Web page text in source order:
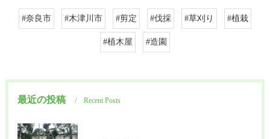
#奈良市 #木津川市 #剪定 #伐採 #草刈り #植栽
#植木屋 #造園
最近の投稿 Recent Posts